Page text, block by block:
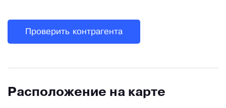
Проверить контрагента
Расположение на карте